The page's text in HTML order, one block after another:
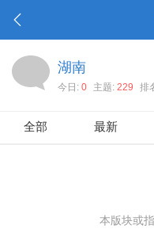
湖南
今日: 0 主题: 229 排
全部 最新
本版块或